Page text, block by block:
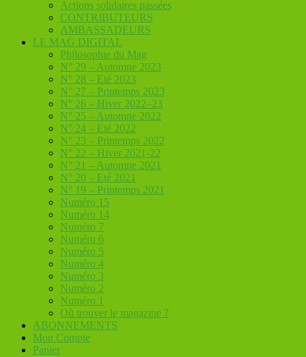
Actions solidaires passées
CONTRIBUTEURS
AMBASSADEURS
LE MAG DIGITAL
Philosophie du Mag
N° 29 – Automne 2023
N° 28 – Eté 2023
N° 27 – Printemps 2023
N° 26 – Hiver 2022–23
N° 25 – Automne 2022
N° 24 – Eté 2022
N° 23 – Printemps 2022
N° 22 – Hiver 2021-22
N° 21 – Automne 2021
N° 20 – Eté 2021
N° 19 – Printemps 2021
Numéro 15
Numéro 14
Numéro 7
Numéro 6
Numéro 5
Numéro 4
Numéro 3
Numéro 2
Numéro 1
Où trouver le magazine ?
ABONNEMENTS
Mon Compte
Panier